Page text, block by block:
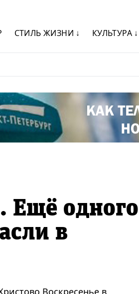
СТИЛЬ ЖИЗНИ ↓ КУЛЬТУРА ↓
Ещё одного
в
Воскресенье в